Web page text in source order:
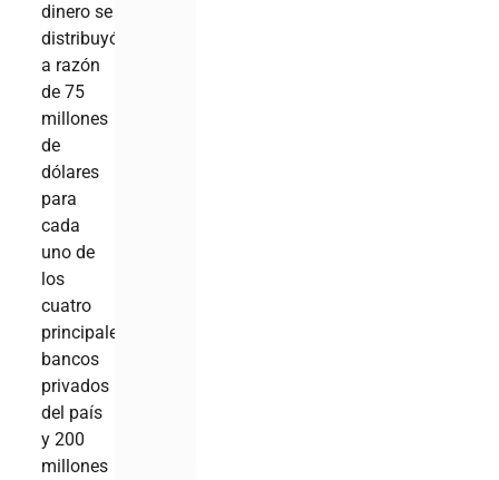
dinero se
distribuyó
a razón
de 75
millones
de
dólares
para
cada
uno de
los
cuatro
principales
bancos
privados
del país
y 200
millones